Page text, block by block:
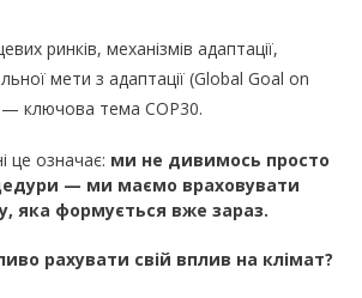
ринків, механізмів адаптації,
мети з адаптації (Global Goal on
ключова тема COP30.
це означає: ми не дивимось просто
— ми маємо враховувати
яка формується вже зараз.
рахувати свій вплив на клімат?